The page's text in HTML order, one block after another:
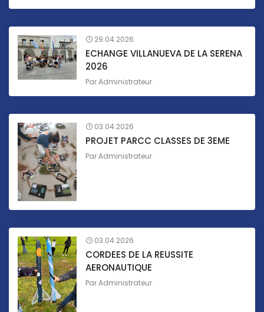
29.04.2026
ECHANGE VILLANUEVA DE LA SERENA
2026
ParAdministrateur
03.04.2026
PROJET PARCC CLASSES DE 3EME
ParAdministrateur
03.04.2026
CORDEES DE LA REUSSITE
AERONAUTIQUE
ParAdministrateur